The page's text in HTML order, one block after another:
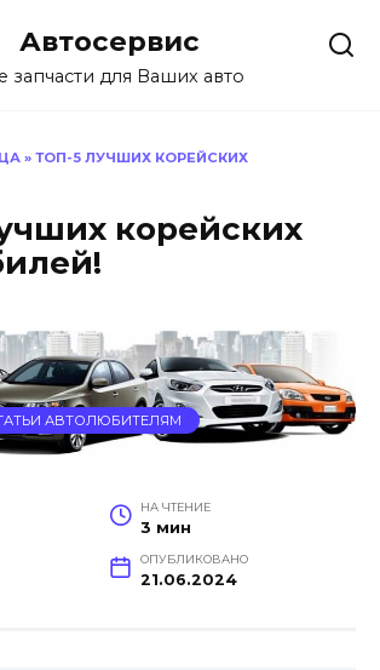
Автосервис
запчасти для Ваших авто
» ТОП-5 ЛУЧШИХ КОРЕЙСКИХ
корейских
АВТОЛЮБИТЕЛЯМ
НА ЧТЕНИЕ
3 мин
ОПУБЛИКОВАНО
21.06.2024